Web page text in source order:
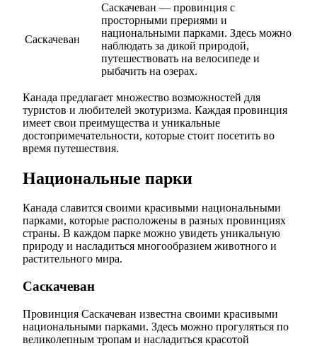
Саскачеван
Саскачеван — провинция с
просторными прериями и
национальными парками. Здесь можно
наблюдать за дикой природой,
путешествовать на велосипеде и
рыбачить на озерах.
Канада предлагает множество возможностей для
туристов и любителей экотуризма. Каждая провинция
имеет свои преимущества и уникальные
достопримечательности, которые стоит посетить во
время путешествия.
Национальные парки
Канада славится своими красивыми национальными
парками, которые расположены в разных провинциях
страны. В каждом парке можно увидеть уникальную
природу и насладиться многообразием животного и
растительного мира.
Саскачеван
Провинция Саскачеван известна своими красивыми
национальными парками. Здесь можно прогуляться по
великолепным тропам и насладиться красотой